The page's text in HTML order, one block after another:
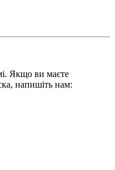
Якщо ви маєте
напишіть нам: